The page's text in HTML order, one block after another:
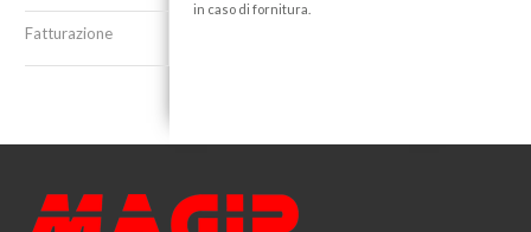
Fatturazione
in caso di fornitura.